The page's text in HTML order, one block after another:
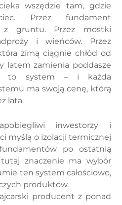
wszędzie tam, gdzie
Przez fundament
z gruntu. Przez mostki
i wieńców. Przez
zimą ciągnie chłód od
latem zamienia poddasze
to system – i każda
ma swoją cenę, którą
lata.
inwestorzy i
myślą o izolacji termicznej
po ostatnią
znaczenie ma wybór
ten system całościowo,
produktów.
producent z ponad